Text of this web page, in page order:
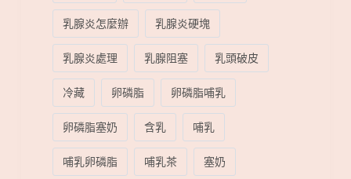
乳腺炎怎麼辦
乳腺炎硬塊
乳腺炎處理
乳腺阻塞
乳頭破皮
冷藏
卵磷脂
卵磷脂哺乳
卵磷脂塞奶
含乳
哺乳
哺乳卵磷脂
哺乳茶
塞奶